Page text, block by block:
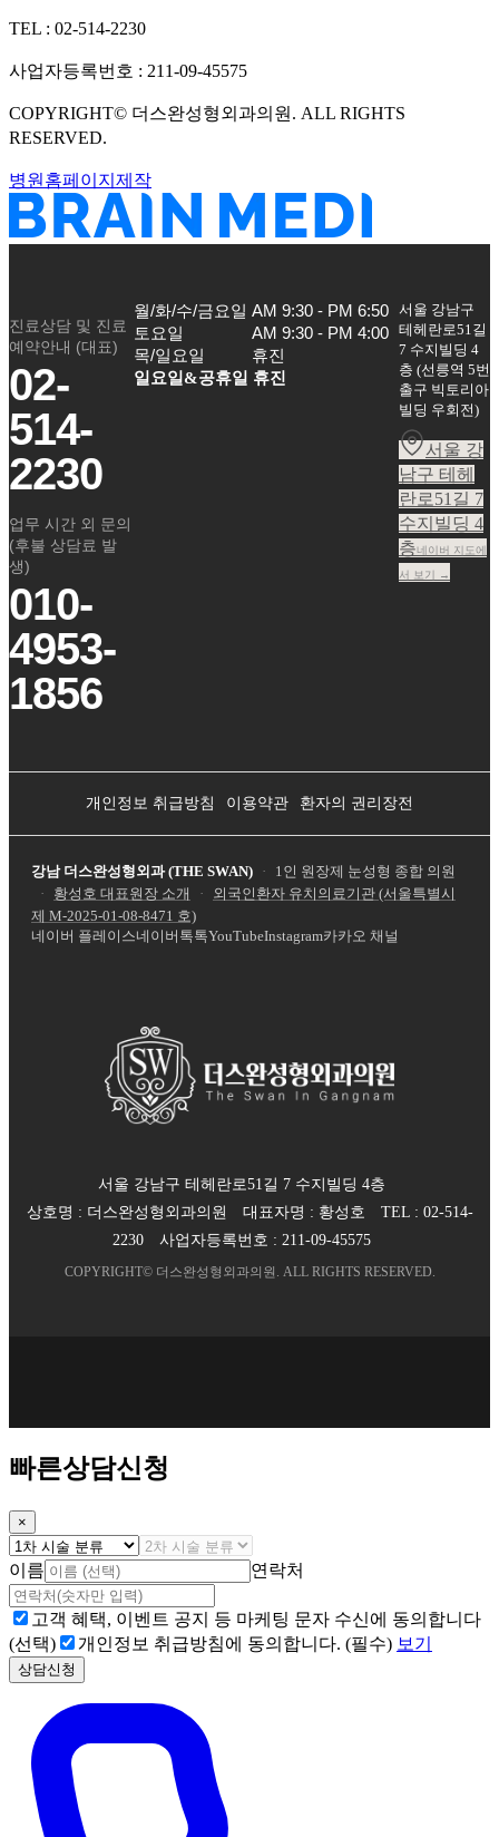
TEL : 02-514-2230
사업자등록번호 : 211-09-45575
COPYRIGHT© 더스완성형외과의원 . ALL RIGHTS
RESERVED.
병원홈페이지제작
진료상담 및 진료
예약안내 (대표)
02-
514-
2230
업무 시간 외 문의
(후불 상담료 발
생)
010-
4953-
1856
월/화/수/금요일
토요일
목/일요일
AM 9:30 - PM 6:50
AM 9:30 - PM 4:00
휴진
일요일&공휴일 휴진
서울 강남구
테헤란로51길
7 수지빌딩 4
층 (선릉역 5번
출구 빅토리아
빌딩 우회전)
서울 강
남구 테헤
란로51길 7
수지빌딩 4
층네이버 지도에
서 보기 →
개인정보 취급방침 이용약관 환자의 권리장전
강남 더스완성형외과 (THE SWAN) ·
1인 원장제 눈성형 종합 의원
·
황성호 대표원장 소개 ·
외국인환자 유치의료기관 (서울특별시
제 M-2025-01-08-8471 호)
네이버 플레이스네이버톡톡YouTubeInstagram카카오 채널
서울 강남구 테헤란로51길 7 수지빌딩 4층
상호명 : 더스완성형외과의원 대표자명 : 황성호 TEL : 02-514-
2230
사업자등록번호 : 211-09-45575
COPYRIGHT© 더스완성형외과의원 . ALL RIGHTS RESERVED.
빠른상담신청
×
이름 연락처
고객 혜택, 이벤트 공지 등 마케팅 문자 수신에 동의합니다
(선택)
개인정보 취급방침에 동의합니다. (필수) 보기
상담신청